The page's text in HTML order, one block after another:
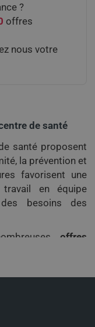
?
offres
nous votre
de santé
santé proposent
la prévention et
favorisent une
en équipe
besoins des
offres
et projets
, secrétaire